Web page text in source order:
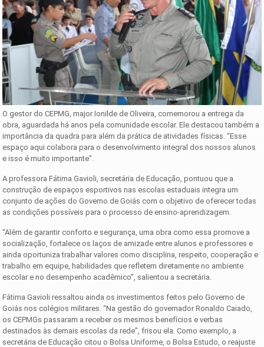
O gestor do CEPMG, major Ionilde de Oliveira, comemorou a entrega da
obra, aguardada há anos pela comunidade escolar. Ele destacou também a
importância da quadra para além da prática de atividades físicas. “Esse
espaço aqui colabora para o desenvolvimento integral dos nossos alunos
e isso é muito importante”.
A professora Fátima Gavioli, secretária de Educação, pontuou que a
construção de espaços esportivos nas escolas estaduais integra um
conjunto de ações do Governo de Goiás com o objetivo de oferecer todas
as condições possíveis para o processo de ensino-aprendizagem.
“Além de garantir conforto e segurança, uma obra como essa promove a
socialização, fortalece os laços de amizade entre alunos e professores e
ainda oportuniza trabalhar valores como disciplina, respeito, cooperação e
trabalho em equipe, habilidades que refletem diretamente no ambiente
escolar e no desempenho acadêmico”, salientou a secretária.
Fátima Gavioli ressaltou ainda os investimentos feitos pelo Governo de
Goiás nos colégios militares. “Na gestão do governador Ronaldo Caiado,
os CEPMGs passaram a receber os mesmos benefícios e verbas
destinados às demais escolas da rede”, frisou ela. Como exemplo, a
secretária de Educação citou o Bolsa Uniforme, o Bolsa Estudo, o reajuste